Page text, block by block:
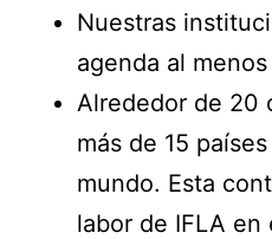
Nuestras
agenda al
Alrededor de 20
más de 15
mundo. Esta
labor de IFLA en